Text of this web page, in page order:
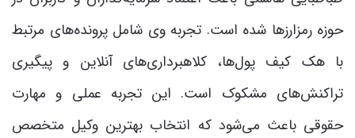
حوزه رمزارزها شده است. تجربه وی شامل پرونده‌های مرتبط
با هک کیف پول‌ها، کلاهبرداری‌های آنلاین و پیگیری
تراکنش‌های مشکوک است. این تجربه عملی و مهارت
حقوقی باعث می‌شود که انتخاب بهترین وکیل متخصص